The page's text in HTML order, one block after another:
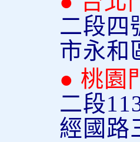
二段四
市永和
● 桃園
二段
經國路